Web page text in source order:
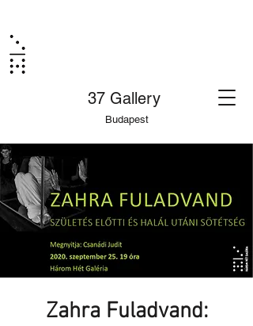
37 Gallery
Budapest
Zahra Fuladvand: